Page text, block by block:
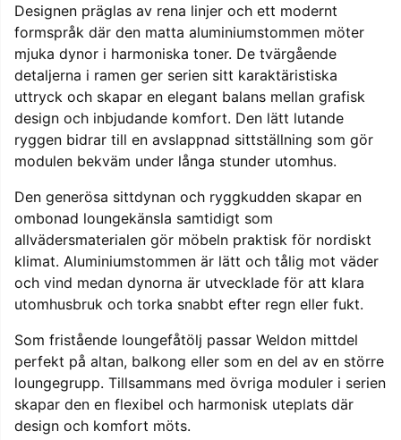
Designen präglas av rena linjer och ett modernt
formspråk där den matta aluminiumstommen möter
mjuka dynor i harmoniska toner. De tvärgående
detaljerna i ramen ger serien sitt karaktäristiska
uttryck och skapar en elegant balans mellan grafisk
design och inbjudande komfort. Den lätt lutande
ryggen bidrar till en avslappnad sittställning som gör
modulen bekväm under långa stunder utomhus.
Den generösa sittdynan och ryggkudden skapar en
ombonad loungekänsla samtidigt som
allvädersmaterialen gör möbeln praktisk för nordiskt
klimat. Aluminiumstommen är lätt och tålig mot väder
och vind medan dynorna är utvecklade för att klara
utomhusbruk och torka snabbt efter regn eller fukt.
Som fristående loungefåtölj passar Weldon mittdel
perfekt på altan, balkong eller som en del av en större
loungegrupp. Tillsammans med övriga moduler i serien
skapar den en flexibel och harmonisk uteplats där
design och komfort möts.